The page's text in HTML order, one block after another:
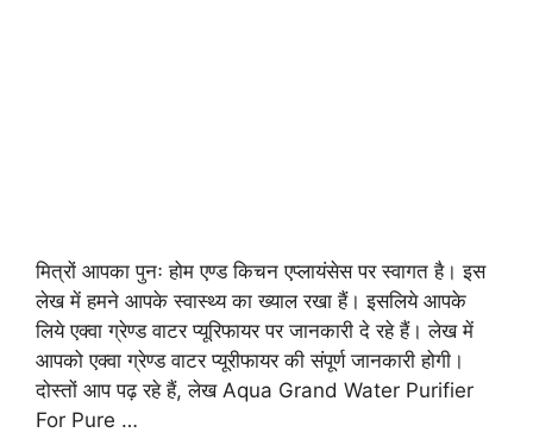
मित्रों आपका पुनः होम एण्ड किचन एप्लायंसेस पर स्वागत है। इस
लेख में हमने आपके स्वास्थ्य का ख्याल रखा हैं। इसलिये आपके
लिये एक्वा ग्रेण्ड वाटर प्यूरिफायर पर जानकारी दे रहे हैं। लेख में
आपको एक्वा ग्रेण्ड वाटर प्यूरीफायर की संपूर्ण जानकारी होगी।
दोस्तों आप पढ़ रहे हैं, लेख Aqua Grand Water Purifier
For Pure …